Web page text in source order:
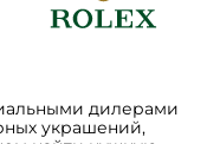
дилерами
украшений,